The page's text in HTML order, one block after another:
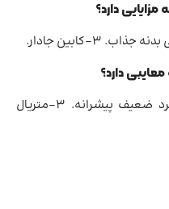
دارد؟
دارد؟
1-ایرادات مونتاژی فراوان. 2-عملکرد ضعیف پیشرانه. 3-متریال